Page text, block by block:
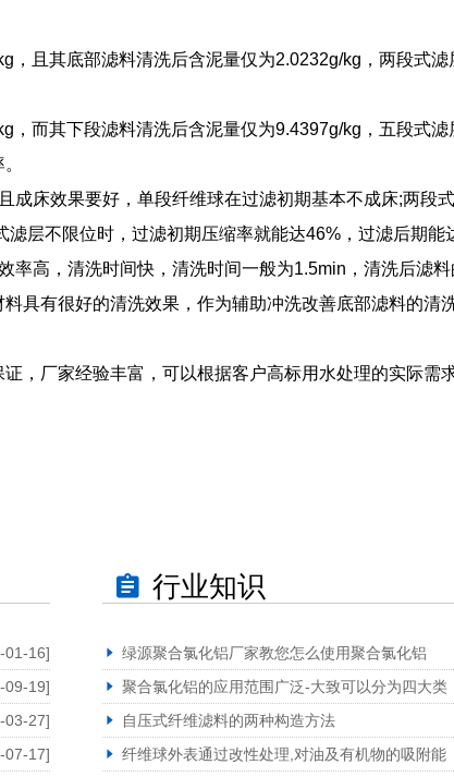
且其底部滤料清洗后含泥量仅为2.0232g/kg，两段式滤
而其下段滤料清洗后含泥量仅为9.4397g/kg，五段式滤
床效果要好，单段纤维球在过滤初期基本不成床;两段
层不限位时，过滤初期压缩率就能达46%，过滤后期能
高，清洗时间快，清洗时间一般为1.5min，清洗后滤料
具有很好的清洗效果，作为辅助冲洗改善底部滤料的清
，厂家经验丰富，可以根据客户高标用水处理的实际需
01-16]
09-19]
03-27]
07-17]
行业知识
绿源聚合氯化铝厂家教您怎么使用聚合氯化铝
聚合氯化铝的应用范围广泛-大致可以分为四大类
自压式纤维滤料的两种构造方法
纤维球外表通过改性处理,对油及有机物的吸附能